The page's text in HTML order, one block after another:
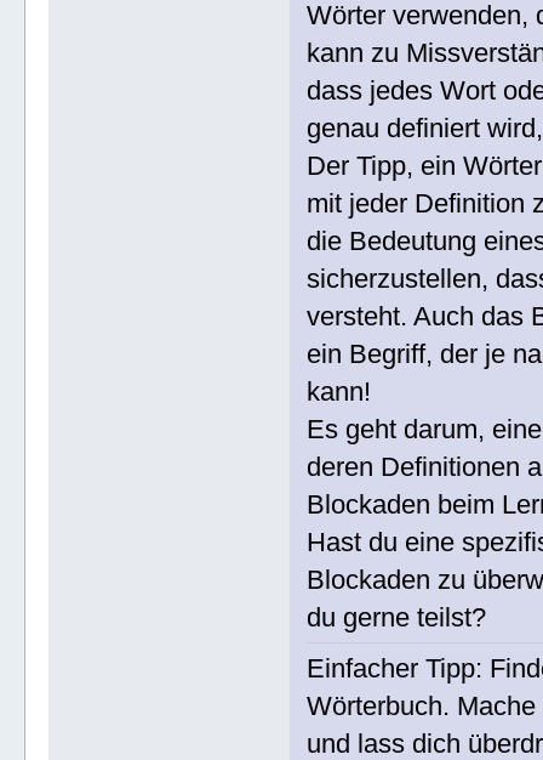
Wörter verwenden,
kann zu
dass jedes Wort
genau definiert
Der Tipp, ein
mit jeder Definition
die Bedeutung
sicherzustellen,
versteht. Auch das
ein Begriff, der je
kann!
Es geht darum,
deren Definitionen
Blockaden beim
Hast du eine
Blockaden zu
du gerne teilst?
Einfacher Tipp:
Wörterbuch.
und lass dich